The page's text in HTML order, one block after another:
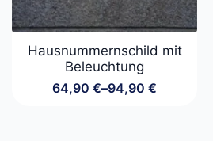
Hausnummernschild mit
Beleuchtung
64,90€–94,90€
Preisspanne: